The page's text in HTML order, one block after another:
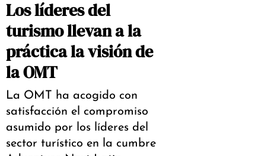
Los líderes del
turismo llevan a la
práctica la visión de
la OMT
La OMT ha acogido con
satisfacción el compromiso
asumido por los líderes del
sector turístico en la cumbre